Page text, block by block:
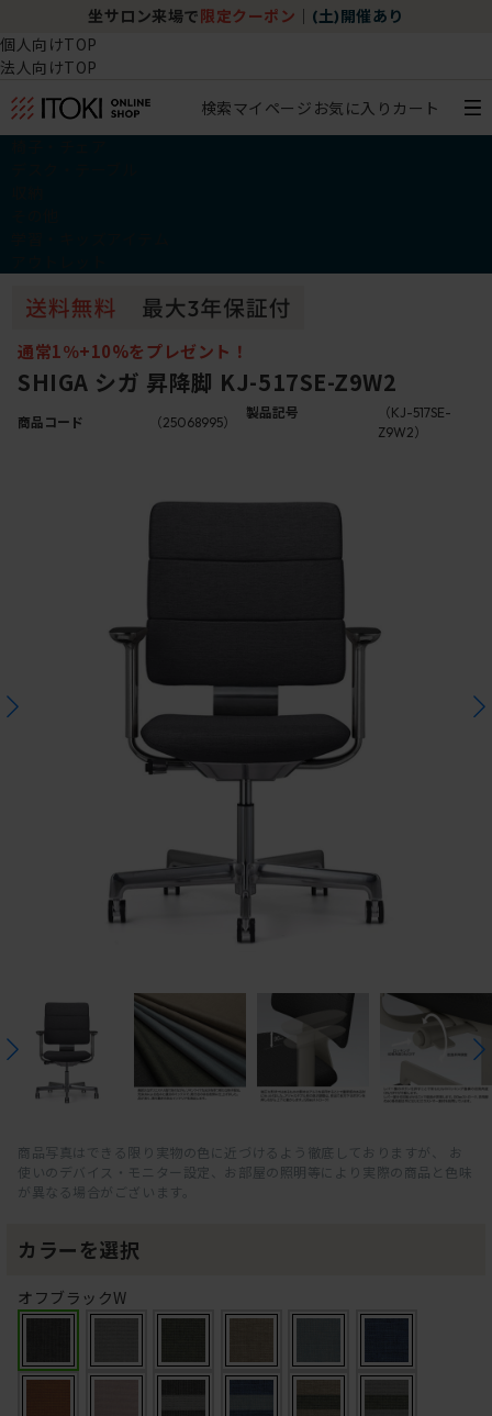
坐サロン来場で 限定クーポン (土)開催あり
個人向けTOP
法人向けTOP
検索マイページ お気に入り カート
通常1％+10%をプレゼント！
SHIGA シガ 昇降脚 KJ-517SE-Z9W2
商品コード （25068995）
製品記号
（KJ-517SE-
Z9W2）
商品写真はできる限り実物の色に近づけるよう徹底しておりますが、 お
使いのデバイス・モニター設定、お部屋の照明等により実際の商品と色味
が異なる場合がございます。
カラーを選択
オフブラックW